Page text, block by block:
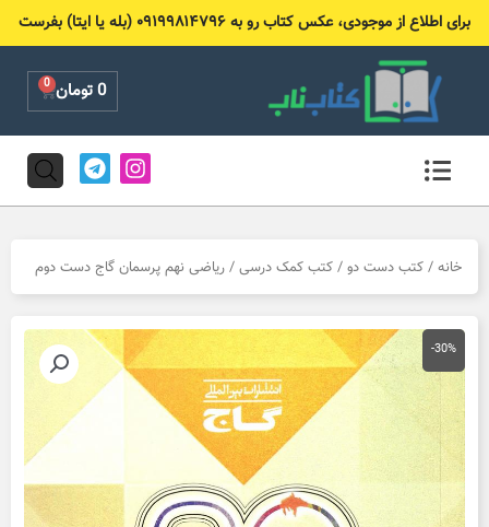
برای اطلاع از موجودی، عکس کتاب رو به ۰۹۱۹۹۸۱۴۷۹۶ (بله یا ایتا) بفرست
0تومان 0
Cart
I
n
s
g
r
m
T
e
l
r
a
خانه / کتب دست دو / کتب کمک درسی / ریاضی نهم پرسمان گاج دست دوم
-30%